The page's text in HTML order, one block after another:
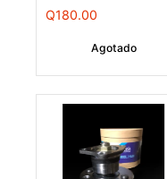
Q180.00
Agotado